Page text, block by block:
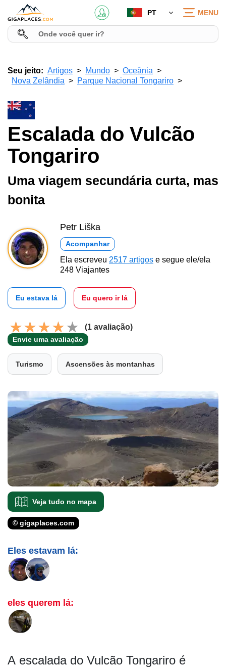
PT MENU
Seu jeito: Artigos Mundo
Oceânia
Nova Zelândia
Parque Nacional Tongariro
Escalada do Vulcão
Tongariro
Uma viagem secundária curta, mas
bonita
Petr Liška
Acompanhar
Ela escreveu 2517 artigos e segue ele/ela
248 Viajantes
Eu estava lá Eu quero ir lá
(1 avaliação)
Envie uma avaliação
Turismo Ascensões às montanhas
Veja tudo no mapa
© gigaplaces.com
Eles estavam lá:
eles querem lá:
A escalada do Vulcão Tongariro é